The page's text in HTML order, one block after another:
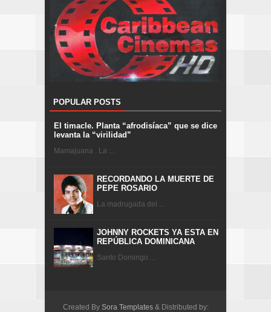
POPULAR POSTS
El timacle. Planta “afrodisíaca” que se dice
levanta la “virilidad”
Mamajuana . La ...
RECORDANDO LA MUERTE DE
PEPE ROSARIO
La madrugada del ...
JOHNNY ROCKETS YA ESTA EN
REPÚBLICA DOMINICANA
Santo Domingo ...
Created By Sora Templates& Distributed by: